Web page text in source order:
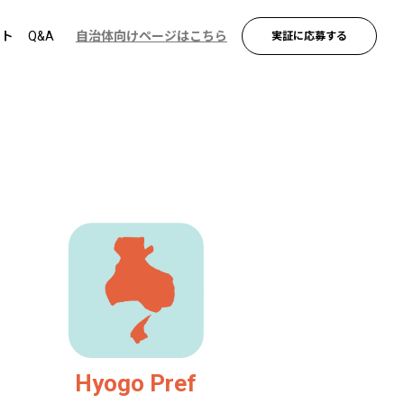
Q&A 自治体向けページはこちら 実証に応募する
Hyogo Pref